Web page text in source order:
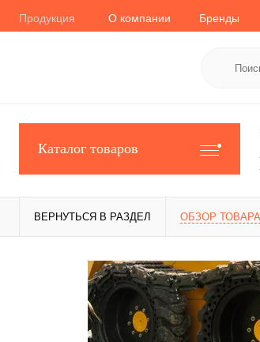
Продукция О компании Бренды
Каталог товаров
ВЕРНУТЬСЯ В РАЗДЕЛ ОБЗОР ТОВАРА